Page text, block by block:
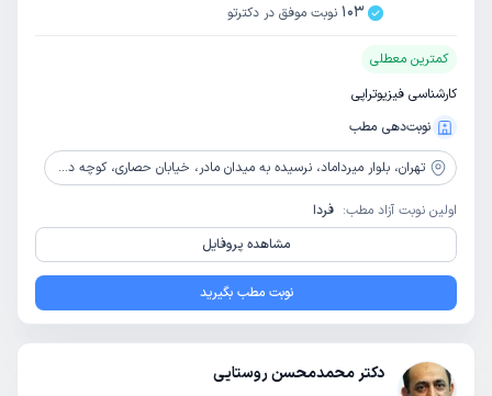
103 نوبت موفق در دکترتو
کمترین معطلی
کارشناسی فیزیوتراپی
نوبت‌دهی مطب
تهران، بلوار میرداماد، نرسیده به میدان مادر، خیابان حصاری، کوچه دوم، پلاک 39، طبقه سوم، واحد 5
اولین نوبت آزاد مطب: فردا
مشاهده پروفایل
نوبت مطب بگیرید
دکتر محمدمحسن روستایی